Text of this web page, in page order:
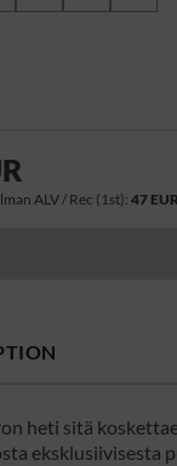
ALV / Rec (1st):47 EUR
heti sitä
eksklusiivisesta